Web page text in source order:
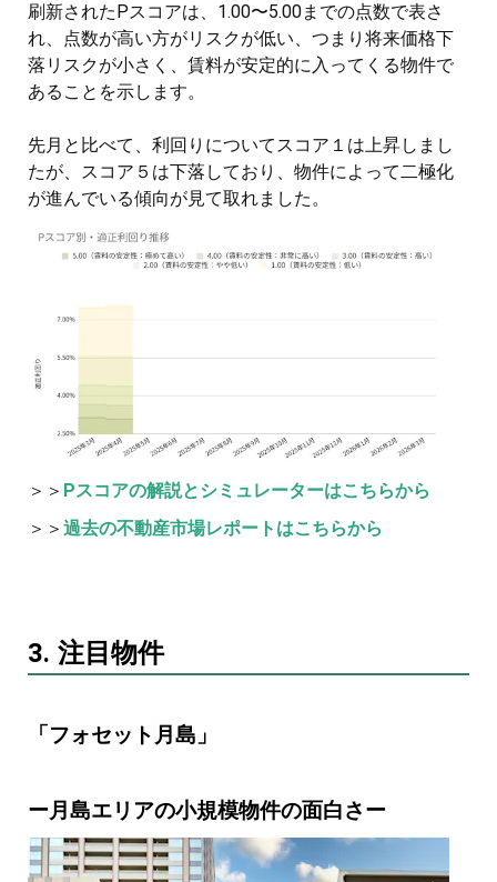
刷新されたPスコアは、1.00〜5.00までの点数で表さ
れ、点数が高い方がリスクが低い、つまり将来価格下
落リスクが小さく、賃料が安定的に入ってくる物件で
あることを示します。
先月と比べて、利回りについてスコア１は上昇しまし
たが、スコア５は下落しており、物件によって二極化
が進んでいる傾向が見て取れました。
＞＞ Pスコアの解説とシミュレーターはこちらから
＞＞ 過去の不動産市場レポートはこちらから
3. 注目物件
「フォセット月島」
ー月島エリアの小規模物件の面白さー